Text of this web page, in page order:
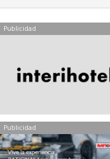
Publicidad
Publicidad